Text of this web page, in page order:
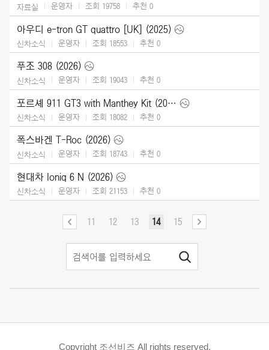
자료실 운영자 조회 19758 추천 0
아우디 e-tron GT quattro [UK] (2025)
신차소식 운영자 조회 18553 추천 0
푸조 308 (2026)
신차소식 운영자 조회 19043 추천 0
포르셰 911 GT3 with Manthey Kit (2026)
신차소식 운영자 조회 18082 추천 0
폭스바겐 T-Roc (2026)
신차소식 운영자 조회 18743 추천 0
현대차 Ioniq 6 N (2026)
신차소식 운영자 조회 21153 추천 0
11 12 13 14 15
Copyright 조선비즈 All rights reserved.